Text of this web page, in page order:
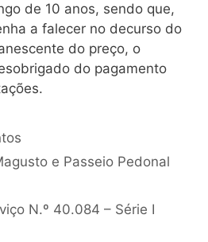
de 10 anos, sendo que,
a falecer no decurso do
do preço, o
do pagamento
e Passeio Pedonal
N.º 40.084 – Série I